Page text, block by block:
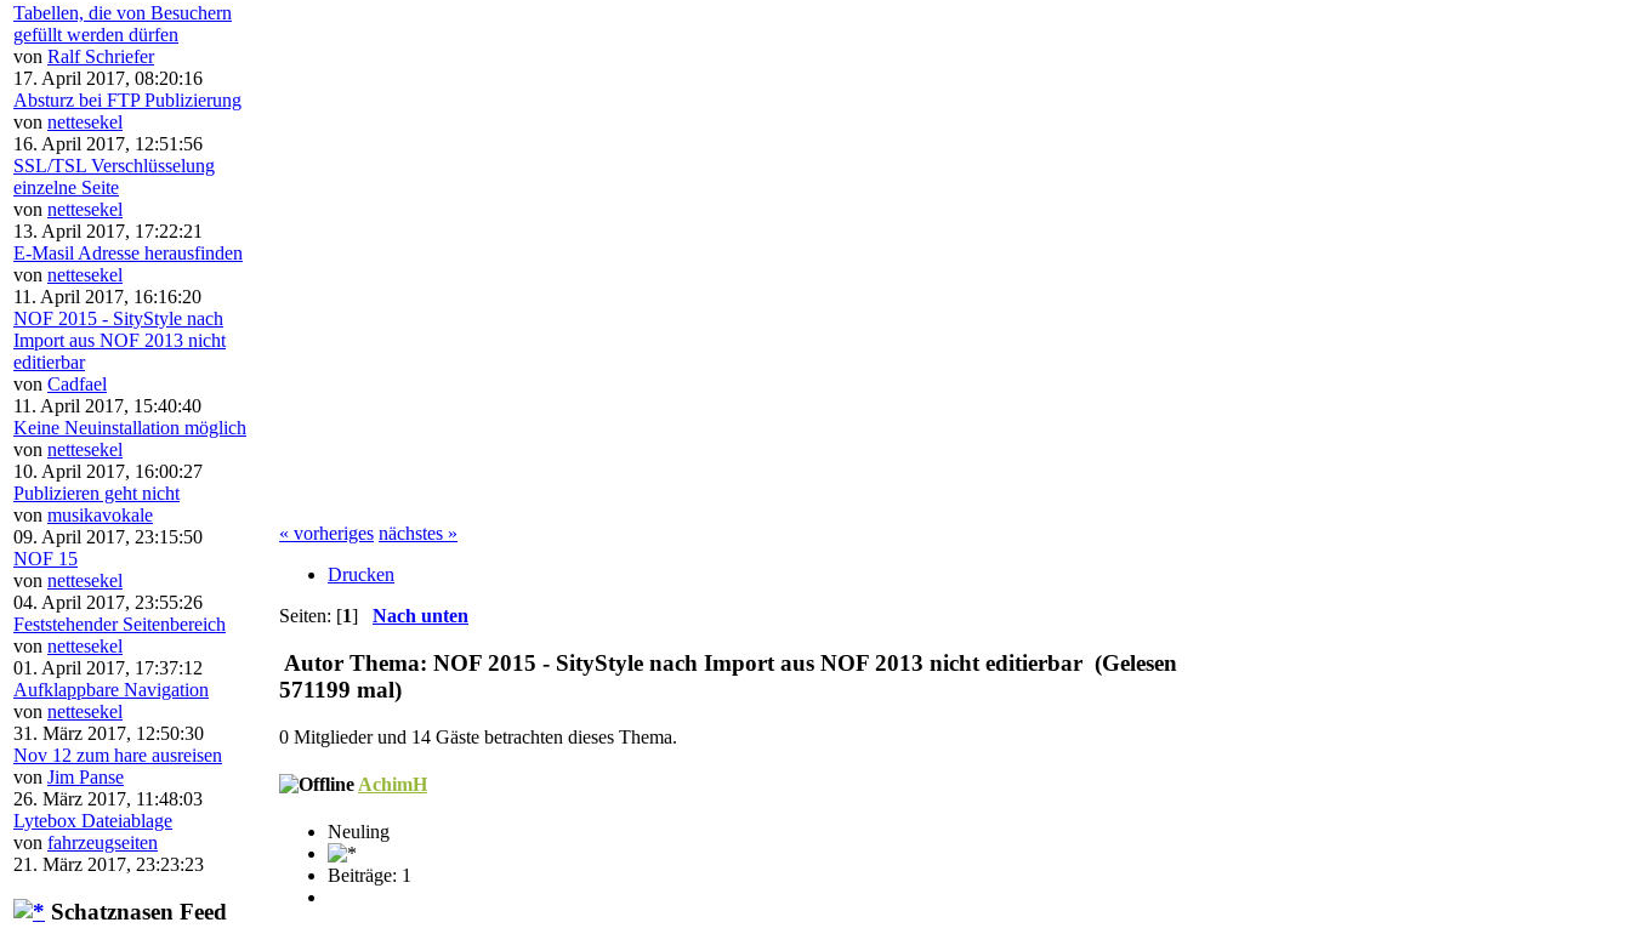
Tabellen, die von Besuchern
gefüllt werden dürfen
von Ralf Schriefer
17. April 2017, 08:20:16
Absturz bei FTP Publizierung
von nettesekel
16. April 2017, 12:51:56
SSL/TSL Verschlüsselung
einzelne Seite
von nettesekel
13. April 2017, 17:22:21
E-Masil Adresse herausfinden
von nettesekel
11. April 2017, 16:16:20
NOF 2015 - SityStyle nach
Import aus NOF 2013 nicht
editierbar
von Cadfael
11. April 2017, 15:40:40
Keine Neuinstallation möglich
von nettesekel
10. April 2017, 16:00:27
Publizieren geht nicht
von musikavokale
09. April 2017, 23:15:50
NOF 15
von nettesekel
04. April 2017, 23:55:26
Feststehender Seitenbereich
von nettesekel
01. April 2017, 17:37:12
Aufklappbare Navigation
von nettesekel
31. März 2017, 12:50:30
Nov 12 zum hare ausreisen
von Jim Panse
26. März 2017, 11:48:03
Lytebox Dateiablage
von fahrzeugseiten
21. März 2017, 23:23:23
Schatznasen Feed
« vorheriges nächstes »
Drucken
Seiten: [1] Nach unten
Autor Thema: NOF 2015 - SityStyle nach Import aus NOF 2013 nicht editierbar (Gelesen
571199 mal)
0 Mitglieder und 14 Gäste betrachten dieses Thema.
AchimH
Neuling
Beiträge: 1